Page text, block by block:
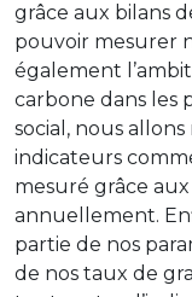
grâce aux bilans
pouvoir mesurer
également
carbone dans les
social, nous
indicateurs
mesuré grâce
annuellement.
partie de nos
de nos taux de